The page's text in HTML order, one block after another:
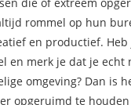
die of extreem
rommel op hun
en productief.
en merk je dat je echt
omgeving? Dan is
opgeruimd te